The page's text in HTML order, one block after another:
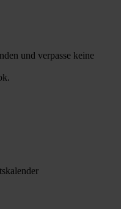
und verpasse keine